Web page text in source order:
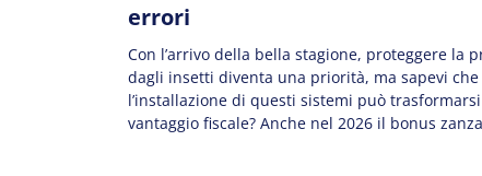
errori
Con l’arrivo della bella stagione, proteggere la
dagli insetti diventa una priorità, ma sapevi che
l’installazione di questi sistemi può
vantaggio fiscale? Anche nel 2026 il bonus